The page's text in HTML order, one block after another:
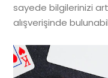
sayede bilgilerinizi
alışverişinde